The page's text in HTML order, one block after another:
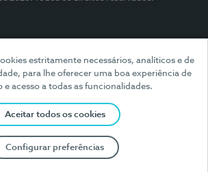
estritamente necessários, analíticos e de
para lhe oferecer uma boa experiência de
e acesso a todas as funcionalidades.
Aceitar todos os cookies
Configurar preferências